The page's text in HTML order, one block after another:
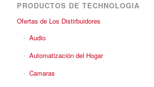
PRODUCTOS DE TECHNOLOGIA
Ofertas de Los Distirbuidores
Audio
Automatización del Hogar
Camaras